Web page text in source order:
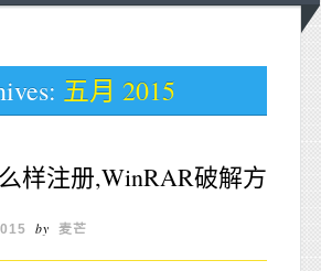
五月 2015
样注册,WinRAR破解方
by 麦芒